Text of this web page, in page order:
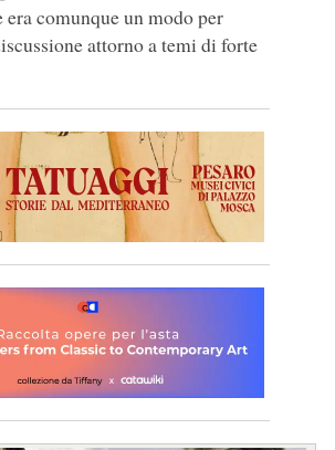
comunque un modo per
attorno a temi di forte